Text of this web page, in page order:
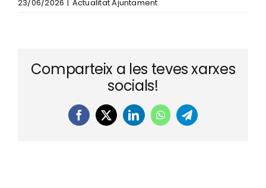
23/06/2026 Actualitat Ajuntament
Comparteix a les teves xarxes
socials!
Facebook
X LinkedInWhatsAppTelegram